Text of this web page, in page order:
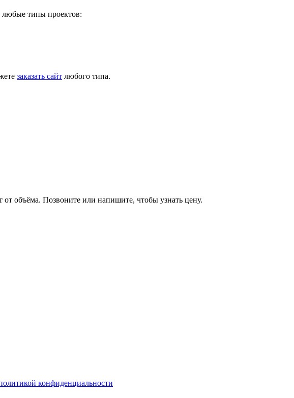
любые типы проектов:
заказать сайт любого типа.
объёма. Позвоните или напишите, чтобы узнать цену.
конфиденциальности